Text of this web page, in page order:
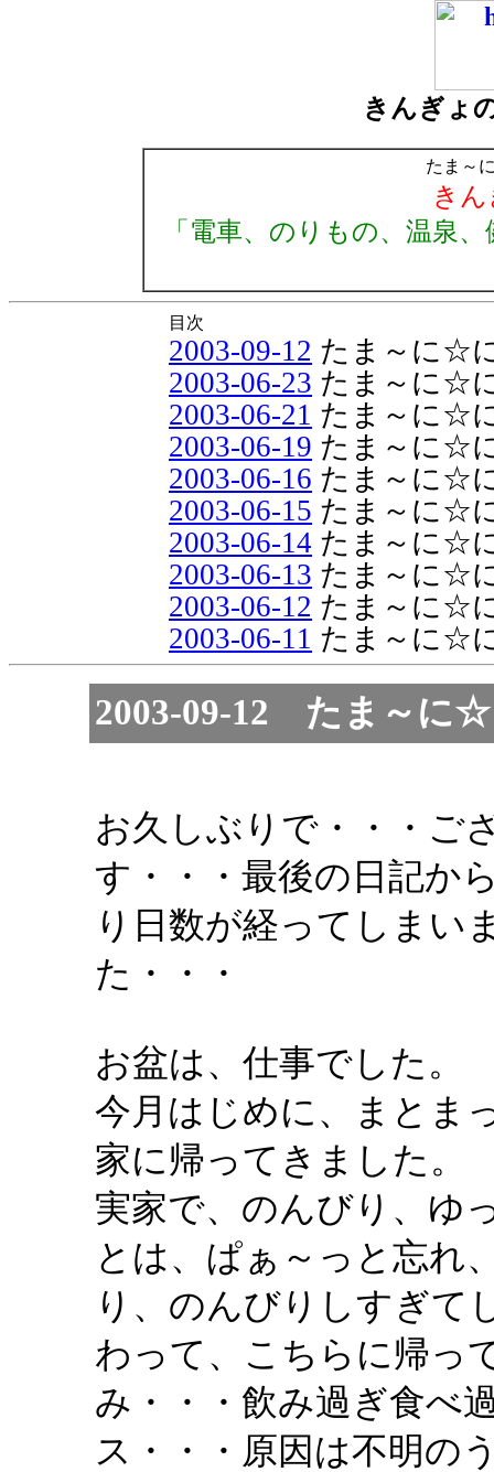
きんぎょ
たま～
き
「電車、のりもの、温泉
目次
2003-09-12 たま～に☆
2003-06-23 たま～に☆
2003-06-21 たま～に☆
2003-06-19 たま～に☆
2003-06-16 たま～に☆
2003-06-15 たま～に☆
2003-06-14 たま～に☆
2003-06-13 たま～に☆
2003-06-12 たま～に☆
2003-06-11 たま～に☆
2003-09-12 たま～に
お久しぶりで・・・ご
す・・・最後の日記か
り日数が経ってしまい
た・・・
お盆は、仕事でした。
今月はじめに、まとま
家に帰ってきました。
実家で、のんびり、ゆ
とは、ぱぁ～っと忘れ
り、のんびりしすぎて
わって、こちらに帰っ
み・・・飲み過ぎ食べ
ス・・・原因は不明の